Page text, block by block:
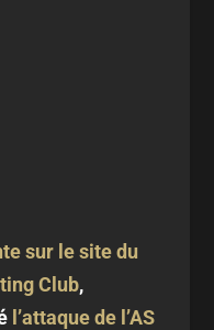
sur le site du
Club,
l’attaque de l’AS